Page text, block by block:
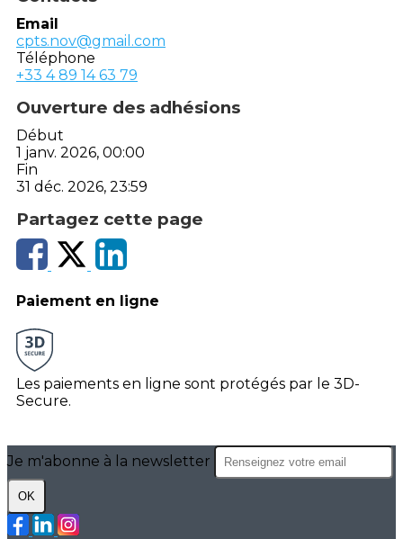
Email
cpts.nov@gmail.com
Téléphone
+33 4 89 14 63 79
Ouverture des adhésions
Début
1 janv. 2026, 00:00
Fin
31 déc. 2026, 23:59
Partagez cette page
Paiement en ligne
Les paiements en ligne sont protégés par le 3D-
Secure.
Je m'abonne à la newsletter
OK